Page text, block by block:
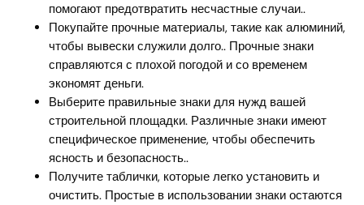
помогают предотвратить несчастные случаи..
Покупайте прочные материалы, такие как алюминий,
чтобы вывески служили долго.. Прочные знаки
справляются с плохой погодой и со временем
экономят деньги.
Выберите правильные знаки для нужд вашей
строительной площадки. Различные знаки имеют
специфическое применение, чтобы обеспечить
ясность и безопасность..
Получите таблички, которые легко установить и
очистить. Простые в использовании знаки остаются